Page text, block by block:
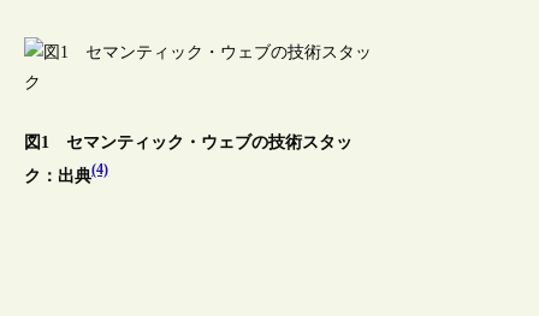
図1 セマンティック・ウェブの技術スタッ
ク：出典(4)